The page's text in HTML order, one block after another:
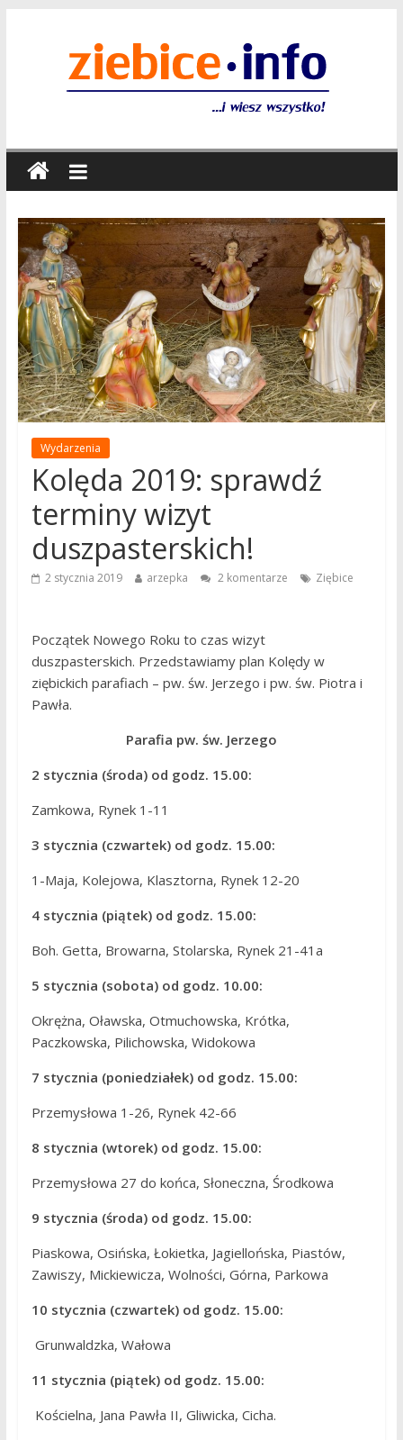
Wydarzenia
Kolęda 2019: sprawdź
terminy wizyt
duszpasterskich!
2 stycznia 2019 arzepka 2 komentarze Ziębice
Początek Nowego Roku to czas wizyt
duszpasterskich. Przedstawiamy plan Kolędy w
ziębickich parafiach – pw. św. Jerzego i pw. św. Piotra i
Pawła.
Parafia pw. św. Jerzego
2 stycznia (środa) od godz. 15.00:
Zamkowa, Rynek 1-11
3 stycznia (czwartek) od godz. 15.00:
1-Maja, Kolejowa, Klasztorna, Rynek 12-20
4 stycznia (piątek) od godz. 15.00:
Boh. Getta, Browarna, Stolarska, Rynek 21-41a
5 stycznia (sobota) od godz. 10.00:
Okrężna, Oławska, Otmuchowska, Krótka,
Paczkowska, Pilichowska, Widokowa
7 stycznia (poniedziałek) od godz. 15.00:
Przemysłowa 1-26, Rynek 42-66
8 stycznia (wtorek) od godz. 15.00:
Przemysłowa 27 do końca, Słoneczna, Środkowa
9 stycznia (środa) od godz. 15.00:
Piaskowa, Osińska, Łokietka, Jagiellońska, Piastów,
Zawiszy, Mickiewicza, Wolności, Górna, Parkowa
10 stycznia (czwartek) od godz. 15.00:
Grunwaldzka, Wałowa
11 stycznia (piątek) od godz. 15.00:
Kościelna, Jana Pawła II, Gliwicka, Cicha.